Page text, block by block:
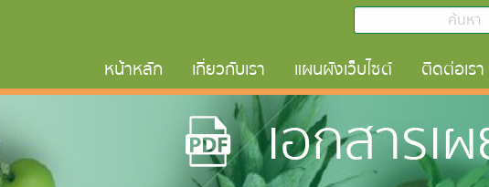
หน้าหลัก เกี่ยวกับเรา แผนผังเว็บไซต์ ติดต่อเรา